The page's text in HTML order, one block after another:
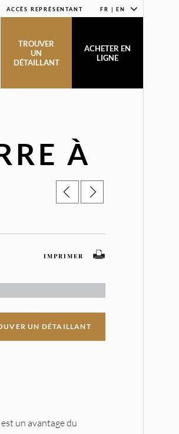
ACCÈS REPRÉSENTANT FR | EN
TROUVER
UN
DÉTAILLANT
ACHETER EN
LIGNE
À
IMPRIMER
UN DÉTAILLANT
un avantage du